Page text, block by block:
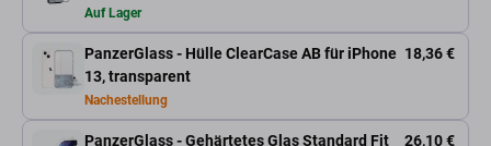
Auf Lager
PanzerGlass - Hülle ClearCase AB für iPhone
13, transparent
18,36 €
Nachestellung
PanzerGlass - Gehärtetes Glas Standard Fit
26,10 €